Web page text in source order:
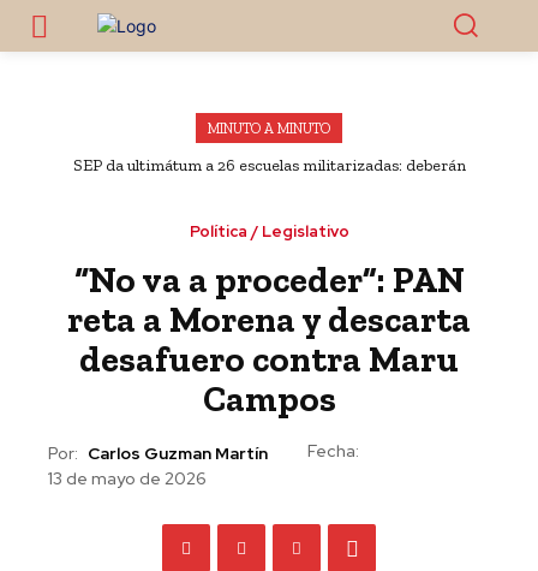
MINUTO A MINUTO
SEP da ultimátum a 26 escuelas militarizadas: deberán
Política / Legislativo
“No va a proceder”: PAN
reta a Morena y descarta
desafuero contra Maru
Campos
Por: Carlos Guzman Martín
Fecha:
13 de mayo de 2026